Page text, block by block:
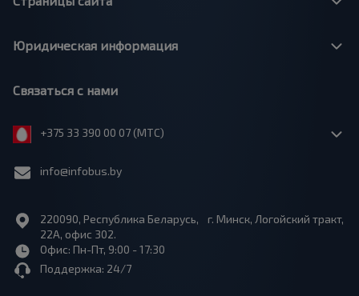
Юридическая информация
Связаться с нами
+375 33 390 00 07 (МТС)
info@infobus.by
220090, Республика Беларусь, г. Минск, Логойский тракт,
22А, офис 302.
Офис: Пн-Пт, 9:00 - 17:30
Поддержка: 24/7